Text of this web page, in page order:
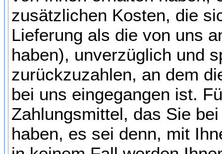
zusätzlichen Kosten, die
Lieferung als die von uns
haben), unverzüglich und
zurückzuzahlen, an dem
bei uns eingegangen ist.
Zahlungsmittel, das Sie
haben, es sei denn, mit